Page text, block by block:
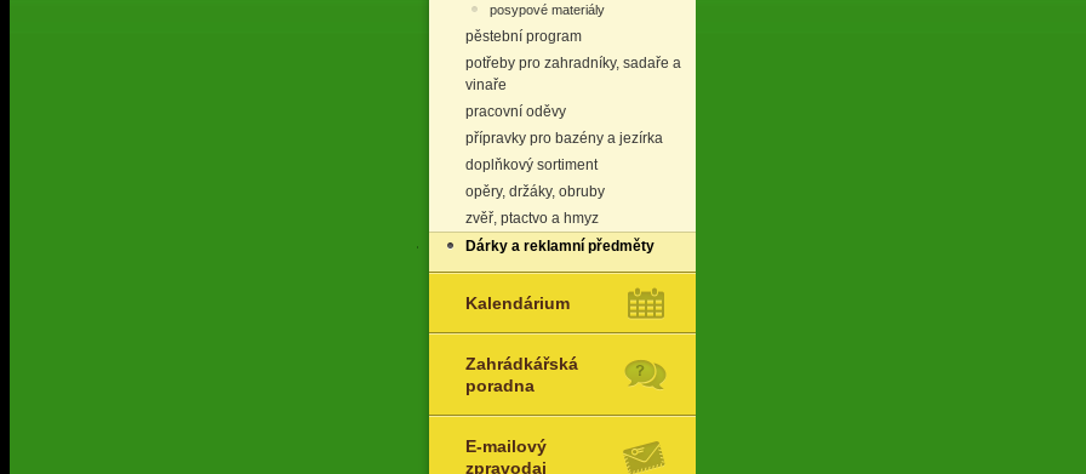
posypové materiály
pěstební program
potřeby pro zahradníky, sadaře a
vinaře
pracovní oděvy
přípravky pro bazény a jezírka
doplňkový sortiment
opěry, držáky, obruby
zvěř, ptactvo a hmyz
Dárky a reklamní předměty
Kalendárium
Zahrádkářská
poradna
E-mailový
zpravodaj